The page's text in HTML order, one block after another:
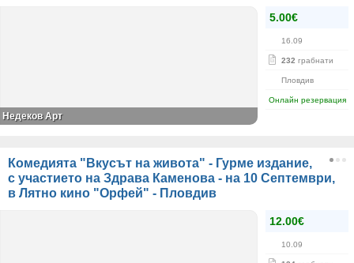
5.00€
16.09
232 грабнати
Пловдив
Онлайн резервация
Недеков Арт
Комедията "Вкусът на живота" - Гурме издание,
с участието на Здрава Каменова - на 10 Септември,
в Лятно кино "Орфей" - Пловдив
12.00€
10.09